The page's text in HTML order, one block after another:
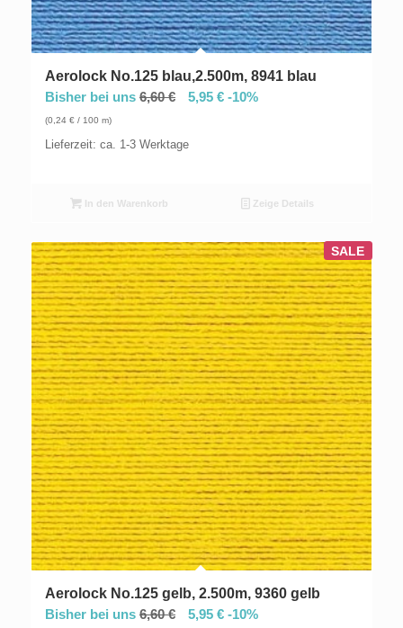
Aerolock No.125 blau,2.500m, 8941 blau
Bisher bei uns 6,60€ 5,95 €-10%
(0,24 €/ 100 m)
Lieferzeit: ca. 1-3 Werktage
In den Warenkorb Zeige Details
SALE
Aerolock No.125 gelb, 2.500m, 9360 gelb
Bisher bei uns 6,60€ 5,95 €-10%